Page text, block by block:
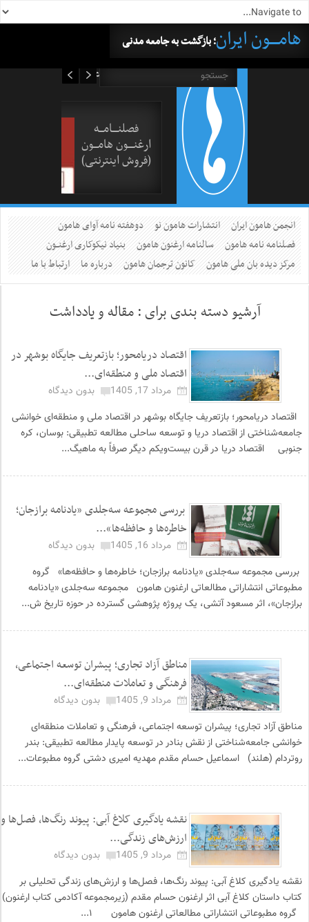
هامــــون ایران؛ بازگشت به جامعه مدنی
فصلنــــامـــه
ارغنــــون هامـــون
(فروش اینترنتی)
انجمن هامون ایران انتشارات هامون نو
دوهفته نامه آوای هامون
فصلنامه نامه هامون
سالنامه ارغنون هامون
بنیاد نیکوکاری ارغنــون
مرکز دیده بان ملی هامون
کانون ترجمان هامون درباره ما ارتباط با ما
آرشیو دسته بندی برای : مقاله و یادداشت
اقتصاد دریامحور؛ بازتعریف جایگاه بوشهر در
اقتصاد ملی و منطقه‌ای...
مرداد 17, 1405
بدون دیدگاه
اقتصاد دریامحور؛ بازتعریف جایگاه بوشهر در اقتصاد ملی و منطقه‌ای خوانشی
جامعه‌شناختی از اقتصاد دریا و توسعه ساحلی مطالعه تطبیقی: بوسان، کره
جنوبی اقتصاد دریا در قرن بیست‌ویکم دیگر صرفاً به ماهیگ...
بررسی مجموعه سه‌جلدی «یادنامه برازجان؛
خاطره‌ها و حافظه‌ها»...
مرداد 16, 1405
بدون دیدگاه
بررسی مجموعه سه‌جلدی «یادنامه برازجان؛ خاطره‌ها و حافظه‌ها» گروه
مطبوعاتی انتشاراتی مطالعاتی ارغنون هامون مجموعه سه‌جلدی «یادنامه
برازجان»، اثر مسعود آتشی، یک پروژه پژوهشی گسترده در حوزه تاریخ ش...
مناطق آزاد تجاری؛ پیشران توسعه اجتماعی،
فرهنگی و تعاملات منطقه‌ای...
مرداد 9, 1405
بدون دیدگاه
مناطق آزاد تجاری؛ پیشران توسعه اجتماعی، فرهنگی و تعاملات منطقه‌ای
خوانشی جامعه‌شناختی از نقش بنادر در توسعه پایدار مطالعه تطبیقی: بندر
روتردام (هلند) اسماعیل حسام مقدم مهدیه امیری دشتی گروه مطبوعات...
نقشه یادگیری کلاغ آبی: پیوند رنگ‌ها، فصل‌ها و
ارزش‌های زندگی...
مرداد 9, 1405
بدون دیدگاه
نقشه یادگیری کلاغ آبی: پیوند رنگ‌ها، فصل‌ها و ارزش‌های زندگی تحلیلی بر
کتاب داستان کلاغ آبی اثر ارغنون حسام مقدم (زیرمجموعه آکادمی کتاب ارغنون)
گروه مطبوعاتی انتشاراتی مطالعاتی ارغنون هامون ۱...